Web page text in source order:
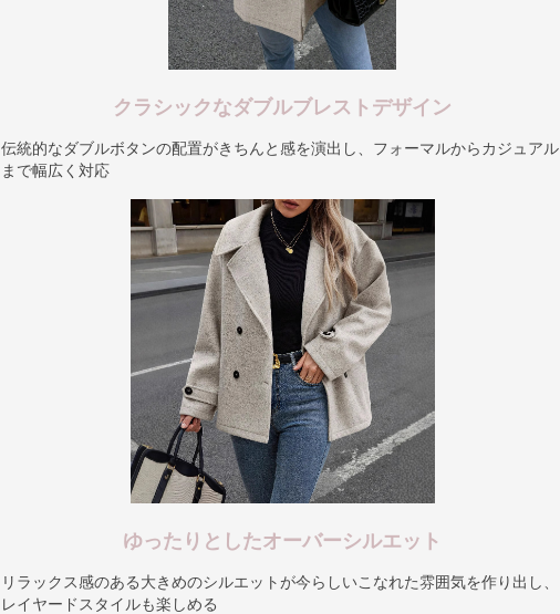
クラシックなダブルブレストデザイン
伝統的なダブルボタンの配置がきちんと感を演出し、フォーマルからカジュアル
まで幅広く対応
ゆったりとしたオーバーシルエット
リラックス感のある大きめのシルエットが今らしいこなれた雰囲気を作り出し、
レイヤードスタイルも楽しめる